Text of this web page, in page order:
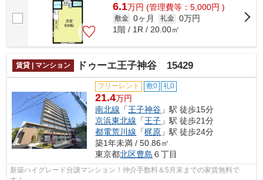
6.1万円 (管理費等：5,000円 )
敷金 0ヶ月 礼金 0万円
1階 / 1R / 20.00㎡
賃貸 | マンション ドゥーエ王子神谷 15429
フリーレント 敷0 礼0
21.4万円
南北線 「王子神谷 」駅 徒歩15分
京浜東北線 「王子 」駅 徒歩21分
都電荒川線 「梶原 」駅 徒歩24分
築1年未満 / 50.86㎡
東京都北区豊島 ６丁目
新築ハイグレード分譲マンション！仲介手数料＆5月末までの家賃無料で